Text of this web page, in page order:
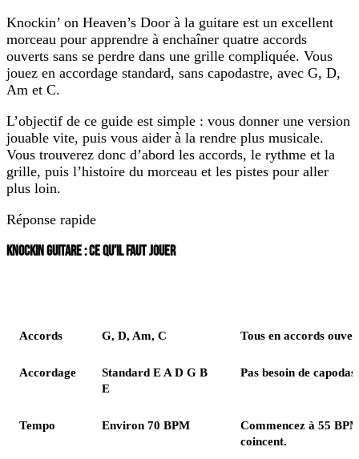
Knockin’ on Heaven’s Door à la guitare est un excellent
morceau pour apprendre à enchaîner quatre accords
ouverts sans se perdre dans une grille compliquée. Vous
jouez en accordage standard, sans capodastre, avec G, D,
Am et C.
L’objectif de ce guide est simple : vous donner une version
jouable vite, puis vous aider à la rendre plus musicale.
Vous trouverez donc d’abord les accords, le rythme et la
grille, puis l’histoire du morceau et les pistes pour aller
plus loin.
Réponse rapide
KNOCKIN GUITARE : CE QU’IL FAUT JOUER
Accords G, D, Am, C Tous en accords
Accordage
Standard E A D G B
E
Pas besoin de
Tempo Environ 70 BPM
Commencez à 55
coincent.